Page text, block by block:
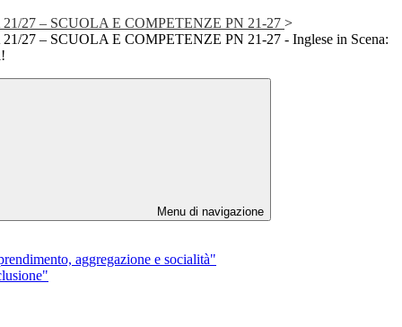
27 – SCUOLA E COMPETENZE PN 21-27 >
27 – SCUOLA E COMPETENZE PN 21-27 - Inglese in Scena:
Menu di navigazione
aggregazione e socialità"